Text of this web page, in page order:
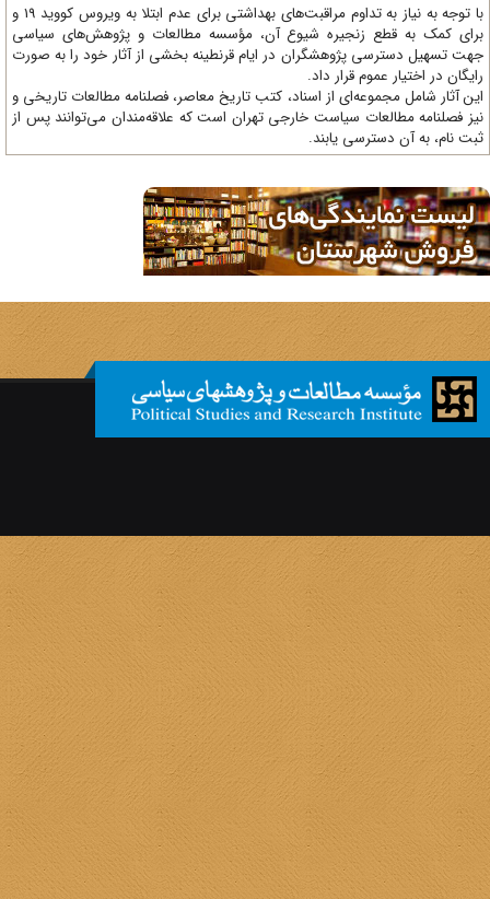
با توجه به نیاز به تداوم مراقبت‌های بهداشتی برای عدم ابتلا به ویروس کووید 19 و
کمک به قطع زنجیره شیوع آن، مؤسسه مطالعات و پژوهش‌های سیاسی
تسهیل دسترسی پژوهشگران در ایام قرنطینه بخشی از آثار خود را به صورت
در اختیار عموم قرار داد.
آثار شامل مجموعه‌ای از اسناد، کتب تاریخ معاصر، فصلنامه‌ مطالعات تاریخی و
فصلنامه مطالعات سیاست خارجی تهران است که علاقه‌مندان می‌توانند پس از
نام، به آن دسترسی یابند.